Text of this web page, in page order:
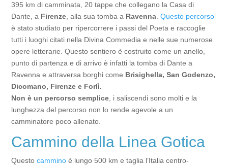
395 km di camminata, 20 tappe che collegano la Casa di
Dante, a Firenze , alla sua tomba a Ravenna .Questo percorso
è stato studiato per ripercorrere i passi del Poeta e raccoglie
tutti i luoghi citati nella Divina Commedia e nelle sue numerose
opere letterarie. Questo sentiero è costruito come un anello,
punto di partenza e di arrivo è infatti la tomba di Dante a
Ravenna e attraversa borghi come Brisighella, San Godenzo,
Dicomano, Firenze e Forlì.
Non è un percorso semplice , i saliscendi sono molti e la
lunghezza del percorso non lo rende agevole a un
camminatore poco allenato.
Cammino della Linea Gotica
Questocammino è lungo 500 km e taglia l’Italia centro-